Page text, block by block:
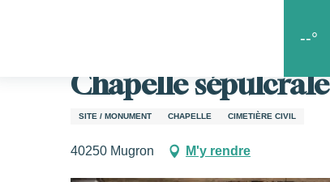
--°
Chapelle sépulcrale
SITE / MONUMENT CHAPELLE CIMETIÈRE CIVIL
40250 Mugron M'y rendre